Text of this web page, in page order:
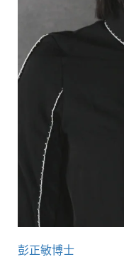
彭正敏博士